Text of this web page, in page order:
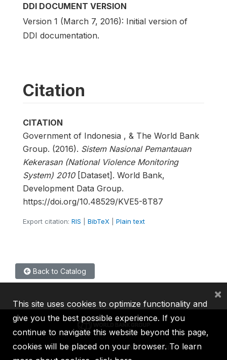
DDI DOCUMENT VERSION
Version 1 (March 7, 2016): Initial version of
DDI documentation.
Citation
CITATION
Government of Indonesia , & The World Bank
Group. (2016). Sistem Nasional Pemantauan
Kekerasan (National Violence Monitoring
System) 2010[Dataset]. World Bank,
Development Data Group.
https://doi.org/10.48529/KVE5-8T87
Export citation: RIS BibTeX Plain text
Back to Catalog
IBRD IDA IFC MIGA ICSID
This site uses cookies to optimize functionality and
give you the best possible experience. If you
continue to navigate this website beyond this page,
cookies will be placed on your browser. To learn
×